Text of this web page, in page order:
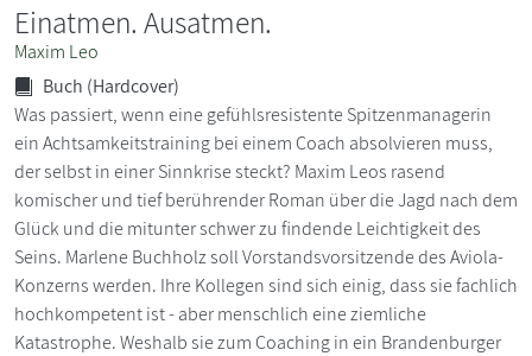
Einatmen. Ausatmen.
Maxim Leo
Buch (Hardcover)
Was passiert, wenn eine gefühlsresistente Spitzenmanagerin
ein Achtsamkeitstraining bei einem Coach absolvieren muss,
der selbst in einer Sinnkrise steckt? Maxim Leos rasend
komischer und tief berührender Roman über die Jagd nach dem
Glück und die mitunter schwer zu findende Leichtigkeit des
Seins. Marlene Buchholz soll Vorstandsvorsitzende des Aviola-
Konzerns werden. Ihre Kollegen sind sich einig, dass sie fachlich
hochkompetent ist - aber menschlich eine ziemliche
Katastrophe. Weshalb sie zum Coaching in ein Brandenburger